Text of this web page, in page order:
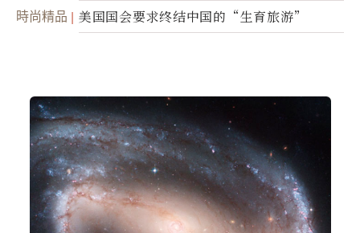
面入侵的可能性
時尚精品 美国国会要求终结中国的“生育旅游”